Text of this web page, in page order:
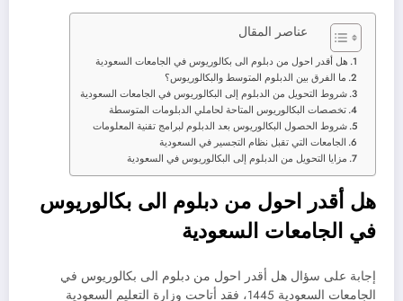
عناصر المقال
هل أقدر احول من دبلوم الى بكالوريوس في الجامعات السعودية
ما الفرق بين الدبلوم المتوسط والبكالوريوس؟
شروط التحويل من الدبلوم إلى البكالوريوس في الجامعات السعودية
تخصصات البكالوريوس المتاحة لحاملي الدبلومات المتوسطة
شروط الحصول البكالوريوس بعد الدبلوم لبرامج تقنية المعلومات
الجامعات التي تقبل نظام التجسير في السعودية
مزايا التحويل من الدبلوم إلى البكالوريوس في السعودية
هل أقدر احول من دبلوم الى بكالوريوس
في الجامعات السعودية
إجابة على سؤال هل أقدر احول من دبلوم الى بكالوريوس في
الجامعات السعودية 1445، فقد أتاحت وزارة التعليم السعودية